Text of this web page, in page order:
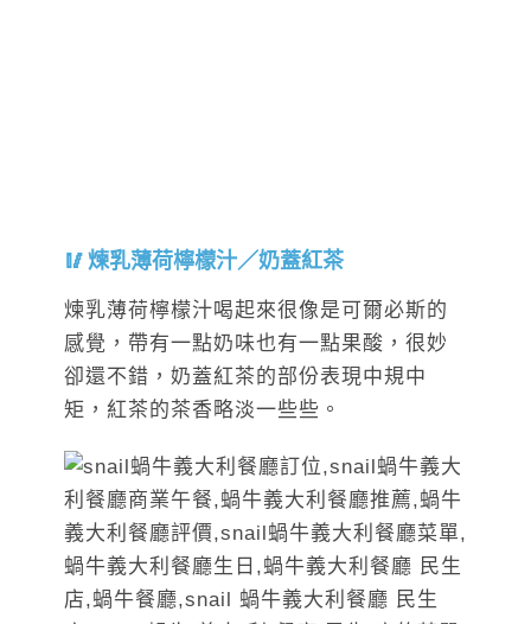
煉乳薄荷檸檬汁／奶蓋紅茶
煉乳薄荷檸檬汁喝起來很像是可爾必斯的
感覺，帶有一點奶味也有一點果酸，很妙
卻還不錯，奶蓋紅茶的部份表現中規中
矩，紅茶的茶香略淡一些些。